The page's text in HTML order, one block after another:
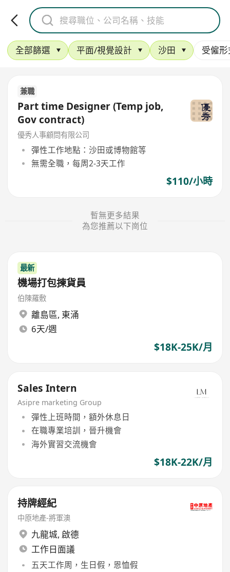
全部篩選 平面/視覺設計 沙田 受僱形
兼職
Part time Designer (Temp job,
Gov contract)
優秀人事顧問有限公司
彈性工作地點：沙田或博物館等
無需全職，每周2-3天工作
$110/小時
暫無更多結果
為您推薦以下崗位
最新
機場打包揀貨員
伯陳羅敷
離島區, 東涌
6天/週
$18K-25K/月
Sales Intern
Asipre marketing Group
彈性上班時間，額外休息日
在職專業培訓，晉升機會
海外實習交流機會
$18K-22K/月
持牌經紀
中原地產-將軍澳
九龍城, 啟德
工作日面議
五天工作周，生日假，恩恤假